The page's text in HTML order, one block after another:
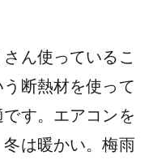
ん使っているこ
断熱材を使って
す。エアコンを
は暖かい。梅雨